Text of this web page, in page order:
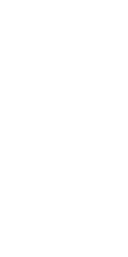
situación operativa 0
de Meteorología en la
Esto ha supuesto el
municipales como el
Debido a esta alerta,
Local y Protección Civil
Balsas de agua
La alcaldesa de Jerez,
que “desde la Jefatura
zona rural y urbana.
precauciones necesarias